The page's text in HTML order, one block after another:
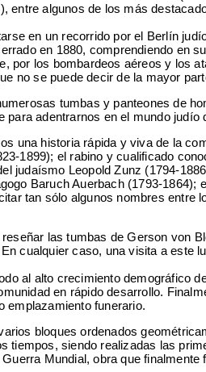
algunos de los más
en un recorrido por el Berlín
en 1880, comprendiendo en
los bombardeos aéreos y los
no se puede decir de la mayor
tumbas y panteones de
adentrarnos en el mundo judío
una historia rápida y viva de la
1899); el rabino y cualificado
judaísmo Leopold Zunz (1794-
Baruch Auerbach (1793-
tan sólo algunos nombres
las tumbas de Gerson von
cualquier caso, una visita a este
al alto crecimiento demográfico
en rápido desarrollo.
emplazamiento funerario.
bloques ordenados
siendo realizadas las
Mundial, obra que